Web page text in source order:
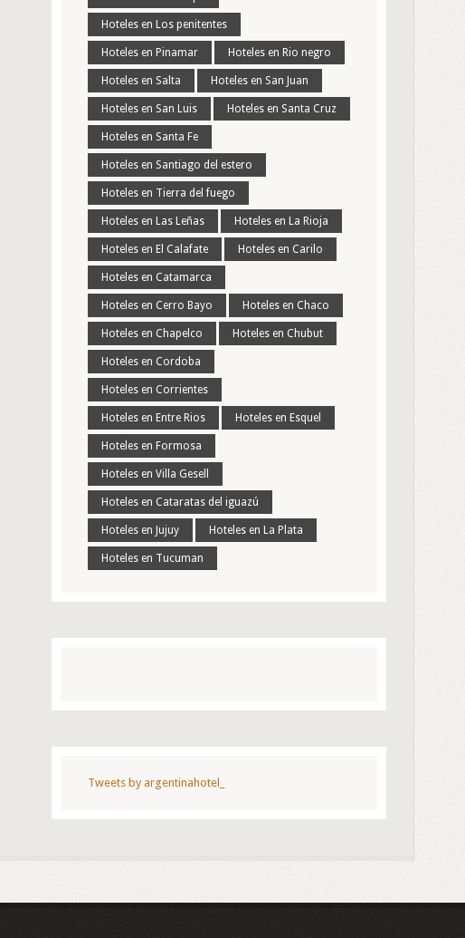
Hoteles en Los penitentes
Hoteles en Pinamar Hoteles en Rio negro
Hoteles en Salta Hoteles en San Juan
Hoteles en San Luis Hoteles en Santa Cruz
Hoteles en Santa Fe
Hoteles en Santiago del estero
Hoteles en Tierra del fuego
Hoteles en Las Leñas Hoteles en La Rioja
Hoteles en El Calafate Hoteles en Carilo
Hoteles en Catamarca
Hoteles en Cerro Bayo Hoteles en Chaco
Hoteles en Chapelco Hoteles en Chubut
Hoteles en Cordoba
Hoteles en Corrientes
Hoteles en Entre Rios Hoteles en Esquel
Hoteles en Formosa
Hoteles en Villa Gesell
Hoteles en Cataratas del iguazú
Hoteles en Jujuy Hoteles en La Plata
Hoteles en Tucuman
Tweets by argentinahotel_